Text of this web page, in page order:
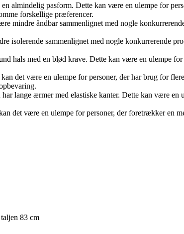
almindelig pasform. Dette kan være en ulempe for
forskellige præferencer.
mindre åndbar sammenlignet med nogle
isolerende sammenlignet med nogle konkurrerende
hals med en blød krave. Dette kan være en ulempe
det være en ulempe for personer, der har brug for
lange ærmer med elastiske kanter. Dette kan være
det være en ulempe for personer, der foretrækker en
83 cm